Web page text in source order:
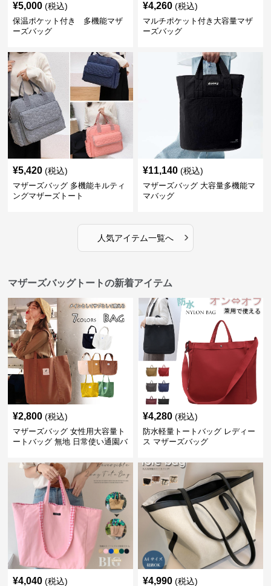
¥5,000 (税込)
保温ポケット付き 多機能マザ
ーズバッグ
¥4,260 (税込)
マルチポケット付き大容量マザ
ーズバッグ
¥5,420 (税込)
マザーズバッグ 多機能キルティ
ングマザーズトート
¥11,140 (税込)
マザーズバッグ 大容量多機能マ
マバッグ
人気アイテム一覧へ ›
マザーズバッグトートの新着アイテム
¥2,800 (税込)
マザーズバッグ 女性用大容量ト
ートバッグ 無地 日常使い通園バ
¥4,280 (税込)
防水軽量トートバッグ レディー
ス マザーズバッグ
¥4,040 (税込) ¥4,990 (税込)